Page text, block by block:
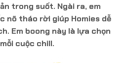
trong suốt. Ngài ra, em
nõ tháo rời giúp Homies dễ
Em boong này là lựa chọn
cuộc chill.